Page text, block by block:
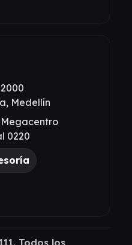
Medellín
Megacentro
0220
Todos los